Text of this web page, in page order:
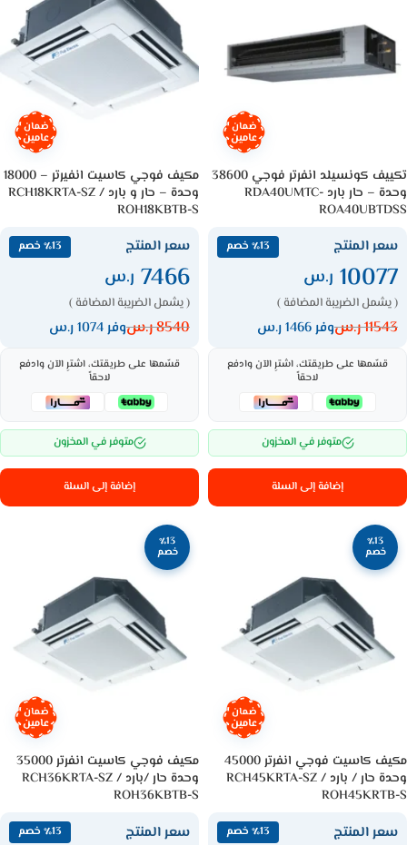
ضمان
عامين
تكييف كونسيلد انفرتر فوجي 38600
وحدة – حار بارد RDA40UMTC-
ROA40UBTDSS
سعر المنتج ٪13 خصم
10077 ر.س
( يشمل الضريبة المضافة )
11543ر.سوفر 1466 ر.س
قسّمها على طريقتك، اشترِ الآن وادفع
لاحقاً
متوفر في المخزون
إضافة إلى السلة
ضمان
عامين
مكيف فوجي كاسيت انفيرتر – 18000
وحدة – حار و بارد RCH18KRTA-SZ /
ROH18KBTB-S
سعر المنتج ٪13 خصم
7466 ر.س
( يشمل الضريبة المضافة )
8540ر.سوفر 1074 ر.س
قسّمها على طريقتك، اشترِ الآن وادفع
لاحقاً
متوفر في المخزون
إضافة إلى السلة
٪13
خصم
ضمان
عامين
مكيف كاسيت فوجي انفرتر 45000
وحدة حار / بارد RCH45KRTA-SZ /
ROH45KRTB-S
سعر المنتج ٪13 خصم
٪13
خصم
ضمان
عامين
مكيف فوجي كاسيت انفرتر 35000
وحدة حار /بارد RCH36KRTA-SZ /
ROH36KBTB-S
سعر المنتج ٪13 خصم